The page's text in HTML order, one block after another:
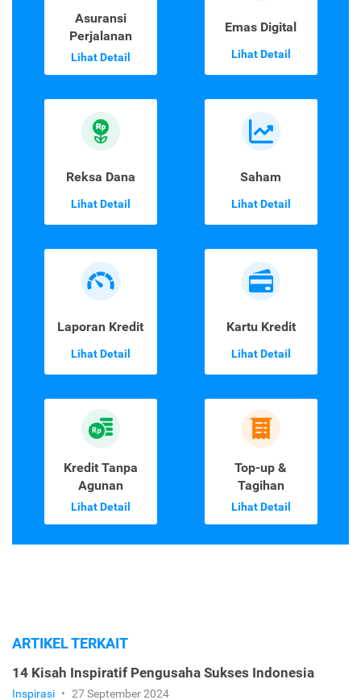
Asuransi
Perjalanan
Lihat Detail
Emas Digital
Lihat Detail
Reksa Dana
Lihat Detail
Saham
Lihat Detail
Laporan Kredit
Lihat Detail
Kartu Kredit
Lihat Detail
Kredit Tanpa
Agunan
Lihat Detail
Top-up &
Tagihan
Lihat Detail
ARTIKEL TERKAIT
14 Kisah Inspiratif Pengusaha Sukses Indonesia
Inspirasi • 27 September 2024